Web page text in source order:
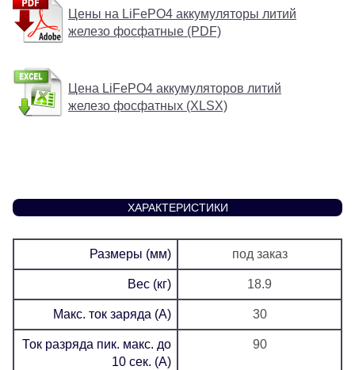
Цены на LiFePO4 аккумуляторы литий
железо фосфатные (PDF)
Цена LiFePO4 аккумуляторов литий
железо фосфатных (XLSX)
ХАРАКТЕРИСТИКИ
Размеры (мм) под заказ
Вес (кг) 18.9
Макс. ток заряда (А) 30
Ток разряда пик. макс. до
10 сек. (А)
90